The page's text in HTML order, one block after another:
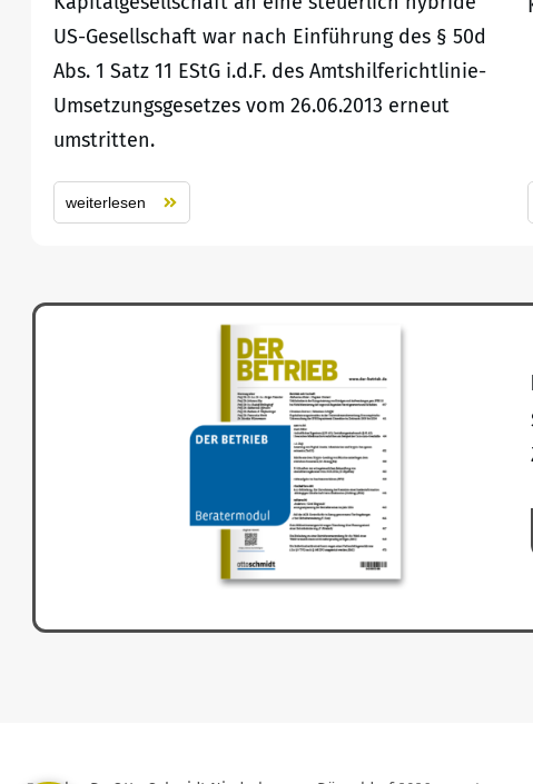
US-Gesellschaft war nach Einführung des § 50d
Abs. 1 Satz 11 EStG i.d.F. des Amtshilferichtlinie-
Umsetzungsgesetzes vom 26.06.2013 erneut
umstritten.
weiterlesen